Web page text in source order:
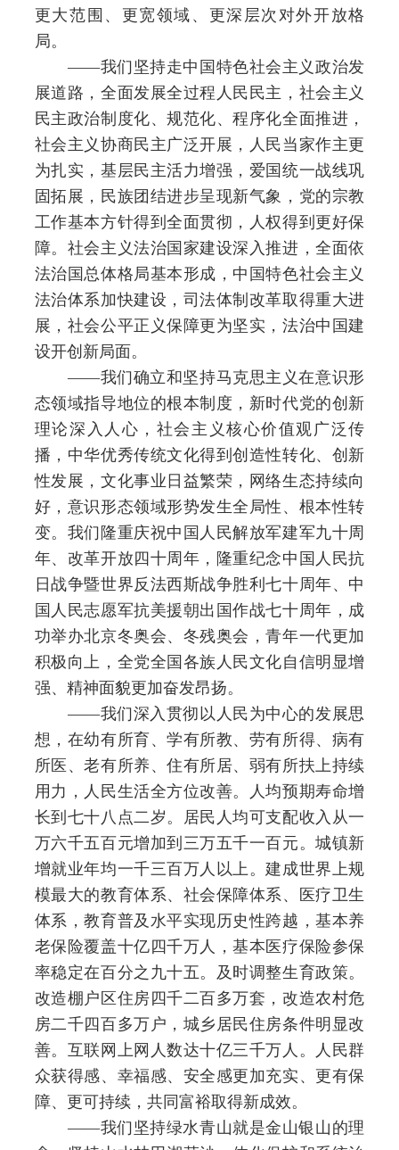
更大范围、更宽领域、更深层次对外开放格
局。
——我们坚持走中国特色社会主义政治发
展道路，全面发展全过程人民民主，社会主义
民主政治制度化、规范化、程序化全面推进，
社会主义协商民主广泛开展，人民当家作主更
为扎实，基层民主活力增强，爱国统一战线巩
固拓展，民族团结进步呈现新气象，党的宗教
工作基本方针得到全面贯彻，人权得到更好保
障。社会主义法治国家建设深入推进，全面依
法治国总体格局基本形成，中国特色社会主义
法治体系加快建设，司法体制改革取得重大进
展，社会公平正义保障更为坚实，法治中国建
设开创新局面。
——我们确立和坚持马克思主义在意识形
态领域指导地位的根本制度，新时代党的创新
理论深入人心，社会主义核心价值观广泛传
播，中华优秀传统文化得到创造性转化、创新
性发展，文化事业日益繁荣，网络生态持续向
好，意识形态领域形势发生全局性、根本性转
变。我们隆重庆祝中国人民解放军建军九十周
年、改革开放四十周年，隆重纪念中国人民抗
日战争暨世界反法西斯战争胜利七十周年、中
国人民志愿军抗美援朝出国作战七十周年，成
功举办北京冬奥会、冬残奥会，青年一代更加
积极向上，全党全国各族人民文化自信明显增
强、精神面貌更加奋发昂扬。
——我们深入贯彻以人民为中心的发展思
想，在幼有所育、学有所教、劳有所得、病有
所医、老有所养、住有所居、弱有所扶上持续
用力，人民生活全方位改善。人均预期寿命增
长到七十八点二岁。居民人均可支配收入从一
万六千五百元增加到三万五千一百元。城镇新
增就业年均一千三百万人以上。建成世界上规
模最大的教育体系、社会保障体系、医疗卫生
体系，教育普及水平实现历史性跨越，基本养
老保险覆盖十亿四千万人，基本医疗保险参保
率稳定在百分之九十五。及时调整生育政策。
改造棚户区住房四千二百多万套，改造农村危
房二千四百多万户，城乡居民住房条件明显改
善。互联网上网人数达十亿三千万人。人民群
众获得感、幸福感、安全感更加充实、更有保
障、更可持续，共同富裕取得新成效。
——我们坚持绿水青山就是金山银山的理